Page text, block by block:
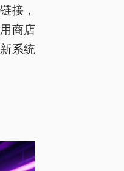
接，
商店
系统